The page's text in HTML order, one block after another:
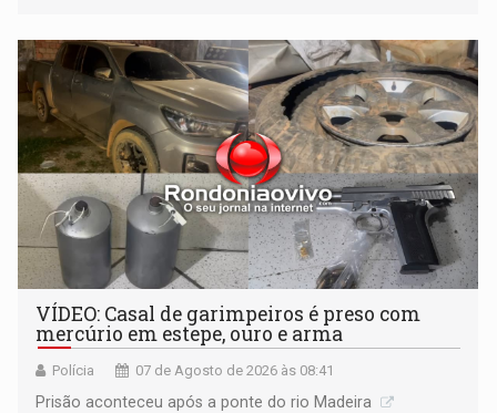
VÍDEO: Casal de garimpeiros é preso com
mercúrio em estepe, ouro e arma
Polícia 07 de Agosto de 2026 às 08:41
Prisão aconteceu após a ponte do rio Madeira